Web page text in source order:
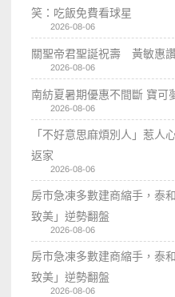
笑：吃飯免費看球星
2026-08-06
關聖帝君聖誕祝壽 黃敏惠
2026-08-06
南紡夏暑期優惠不間斷 寶可
2026-08-06
「不好意思麻煩別人」惹人
返家
2026-08-06
房市急凍多數建商縮手，泰
致美」逆勢翻盤
2026-08-06
房市急凍多數建商縮手，泰
致美」逆勢翻盤
2026-08-06